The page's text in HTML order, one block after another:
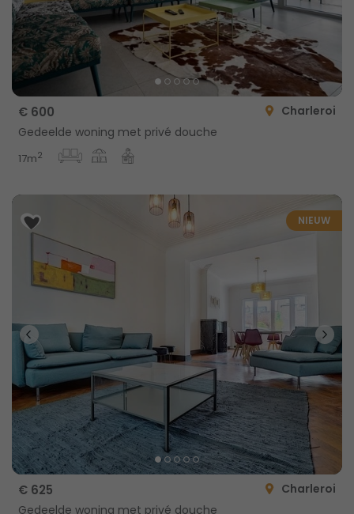
€ 600
Charleroi
Gedeelde woning met privé douche
17m2
NIEUW
€ 625
Charleroi
Gedeelde woning met privé douche